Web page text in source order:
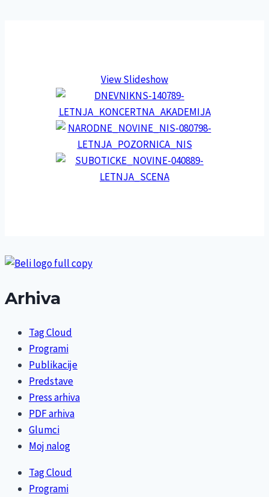
View Slideshow
Arhiva
Tag Cloud
Programi
Publikacije
Predstave
Press arhiva
PDF arhiva
Glumci
Moj nalog
Tag Cloud
Programi